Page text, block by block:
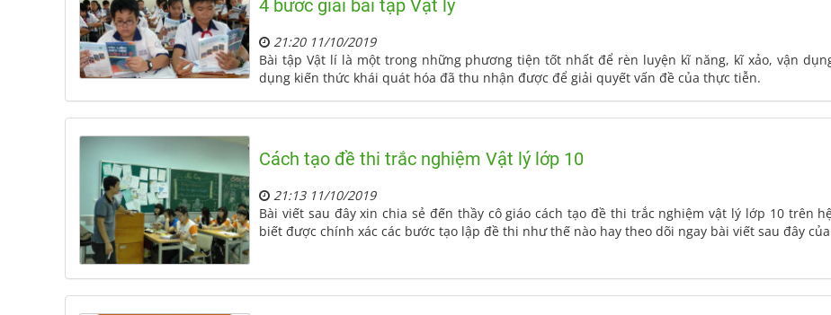
4 bước giải bài tập Vật lý
21:20 11/10/2019
Bài tập Vật lí là một trong những phương tiện tốt nhất để rèn luyện kĩ năng, kĩ xảo, vận
dụng kiến thức khái quát hóa đã thu nhận được để giải quyết vấn đề của thực tiễn.
Cách tạo đề thi trắc nghiệm Vật lý lớp 10
21:13 11/10/2019
Bài viết sau đây xin chia sẻ đến thầy cô giáo cách tạo đề thi trắc nghiệm vật lý lớp 10 trên
biết được chính xác các bước tạo lập đề thi như thế nào hay theo dõi ngay bài viết sau đây